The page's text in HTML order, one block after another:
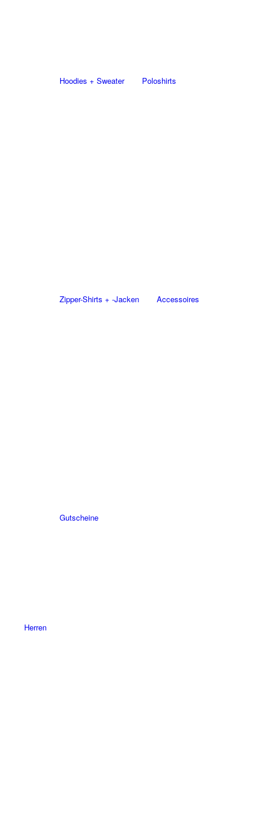
Hoodies + Sweater Poloshirts
Zipper-Shirts + -Jacken Accessoires
Gutscheine
Herren